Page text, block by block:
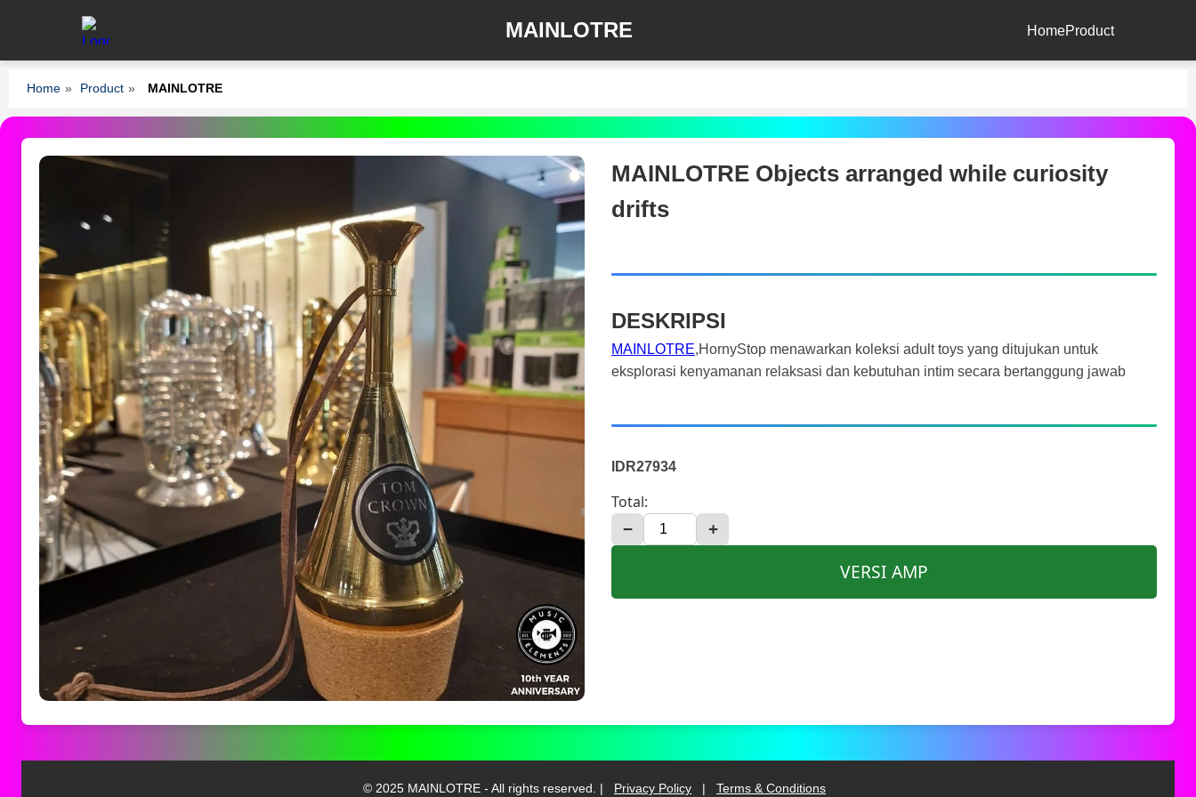
MAINLOTRE HomeProduct
Home » Product » MAINLOTRE
MAINLOTRE Objects arranged while curiosity
drifts
DESKRIPSI
MAINLOTRE,HornyStop menawarkan koleksi adult toys yang ditujukan untuk
eksplorasi kenyamanan relaksasi dan kebutuhan intim secara bertanggung jawab
IDR27934
Total:
− +
VERSI AMP
© 2025 MAINLOTRE - All rights reserved. | Privacy Policy | Terms & Conditions